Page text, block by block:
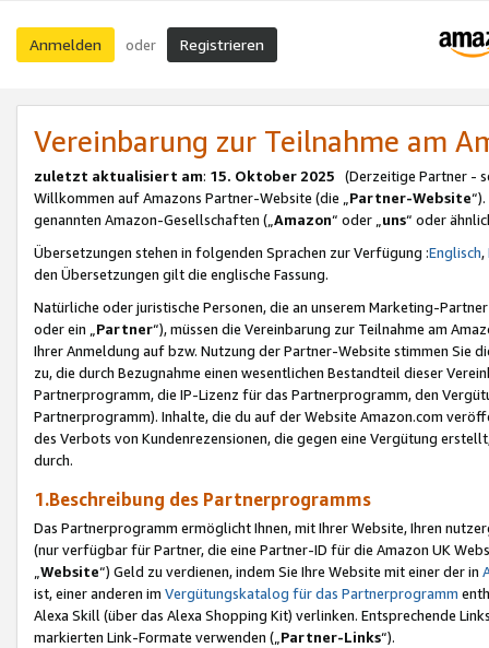
Anmelden oder Registrieren
Vereinbarung zur Teilnahme am
zuletzt aktualisiert am: 15. Oktober 2025 (Derzeitige Partner -
Willkommen auf Amazons Partner-Website (die „Partner-Website
genannten Amazon-Gesellschaften („Amazon“ oder „uns“ oder
Übersetzungen stehen in folgenden Sprachen zur Verfügung :Englisch,
den Übersetzungen gilt die englische Fassung.
Natürliche oder juristische Personen, die an unserem Marketing-
oder ein „Partner“), müssen die Vereinbarung zur Teilnahme am
Ihrer Anmeldung auf bzw. Nutzung der Partner-Website stimmen Sie
zu, die durch Bezugnahme einen wesentlichen Bestandteil dieser
Partnerprogramm, die IP-Lizenz für das Partnerprogramm, den
Partnerprogramm). Inhalte, die du auf der Website Amazon.com
des Verbots von Kundenrezensionen, die gegen eine Vergütung
durch.
1.Beschreibung des Partnerprogramms
Das Partnerprogramm ermöglicht Ihnen, mit Ihrer Website, Ihren
(nur verfügbar für Partner, die eine Partner-ID für die Amazon UK
Website“) Geld zu verdienen, indem Sie Ihre Website mit einer der in
ist, einer anderen im Vergütungskatalog für das Partnerprogramm
Alexa Skill (über das Alexa Shopping Kit) verlinken. Entsprechende
markierten Link-Formate verwenden („ Partner-Links“).